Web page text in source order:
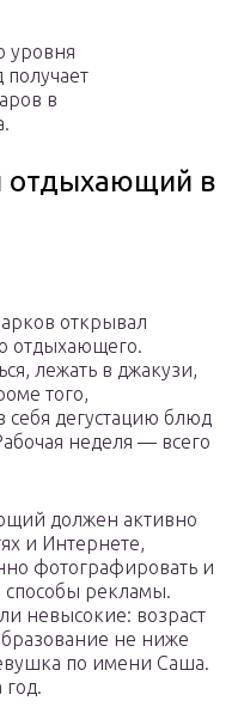
уровня
в
отдыхающий в
открывал
отдыхающего.
лежать в джакузи,
того,
дегустацию блюд
неделя — всего
должен активно
и Интернете,
фотографировать и
рекламы.
невысокие: возраст
не ниже
по имени Саша.